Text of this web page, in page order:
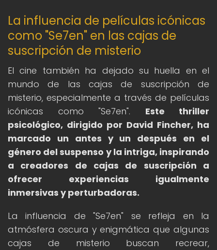
La influencia de películas icónicas
como "Se7en" en las cajas de
suscripción de misterio
El cine también ha dejado su huella en el
mundo de las cajas de suscripción de
misterio, especialmente a través de películas
icónicas como "Se7en". Este thriller
psicológico, dirigido por David Fincher, ha
marcado un antes y un después en el
género del suspenso y la intriga, inspirando
a creadores de cajas de suscripción a
ofrecer experiencias igualmente
inmersivas y perturbadoras.
La influencia de "Se7en" se refleja en la
atmósfera oscura y enigmática que algunas
cajas de misterio buscan recrear,